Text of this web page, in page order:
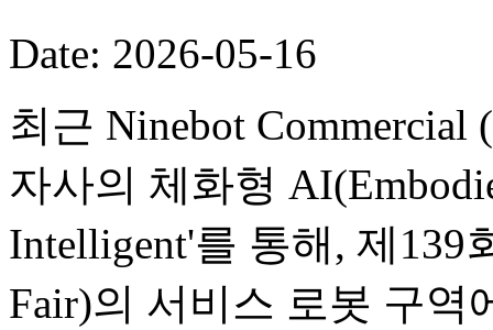
Date: 2026-05-16
최근 Ninebot Commercial
자사의 체화형
Intelligent'를 통해, 제139
Fair)의 서비스 로봇 구역